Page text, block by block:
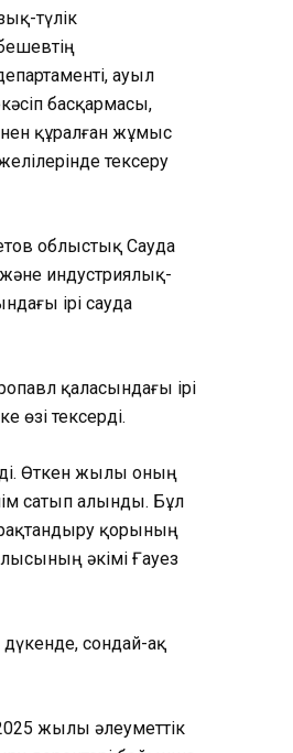
түлік
ауыл
басқармасы,
құралған жұмыс
тексеру
облыстық Сауда
индустриялық-
ірі сауда
қаласындағы ірі
өзі тексерді.
Өткен жылы оның
сатып алынды. Бұл
қорының
әкімі Ғауез
сондай-ақ
жылы әлеуметтік